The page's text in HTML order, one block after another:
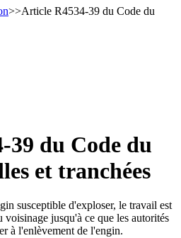
>>Article R4534-39 du Code du
39 du Code du
et tranchées
susceptible d'exploser, le travail est
jusqu'à ce que les autorités
à l'enlèvement de l'engin.